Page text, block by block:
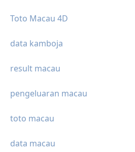
Toto Macau 4D
data kamboja
result macau
pengeluaran macau
toto macau
data macau